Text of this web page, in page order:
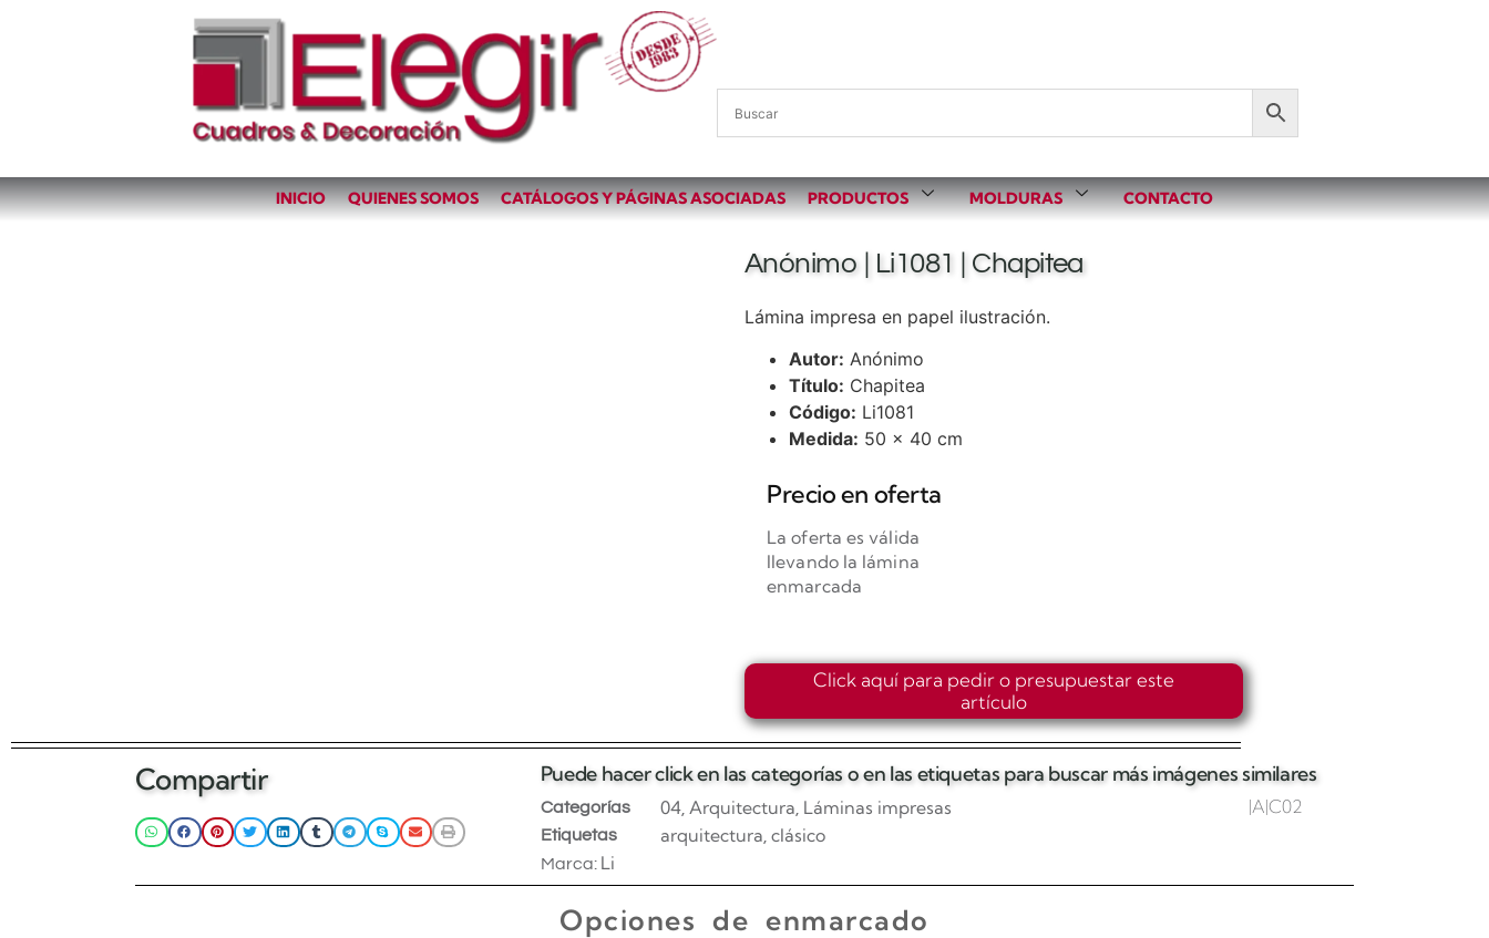
INICIO QUIENES SOMOS CATÁLOGOS Y PÁGINAS ASOCIADAS PRODUCTOS MOLDURAS CONTACTO
Anónimo | Li1081 | Chapitea
Lámina impresa en papel ilustración.
Autor: Anónimo
Título: Chapitea
Código: Li1081
Medida: 50 x 40 cm
Precio en oferta
La oferta es válida
llevando la lámina
enmarcada
Click aquí para pedir o presupuestar este
artículo
Compartir Puede hacer click en las categorías o en las etiquetas para buscar más imágenes similares
Categorías 04, Arquitectura Láminas impresas
Etiquetas arquitectura clásico
Marca: Li
|A|C02
Opciones de enmarcado